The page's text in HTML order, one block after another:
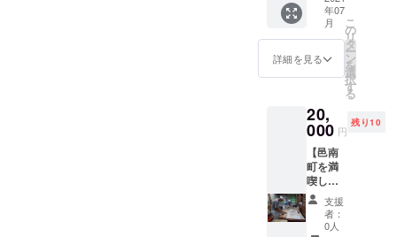
木の森
公園の
改修工
事後、
5月以降
内予定
です。
3月末ま
で / 各店
舗が存
続する
ただき
ます。
※おつり
は出ま
せんの
でご注
意くだ
さい。
※転売は
でご利
用可能
なクー
ポンで
す。 ◆
お礼状
店舗 こ
ちらか
らご確
認くだ
さい。
https://
ohnan-
kanko.c
om/kob
年07
月
詳細を見る
こ
の
リ
タ
ー
ン
を
選
択
す
る
20,
000 円
残り10
【邑南
町を満
喫した
い方に
手打ち
そば体
支援
者：
0人